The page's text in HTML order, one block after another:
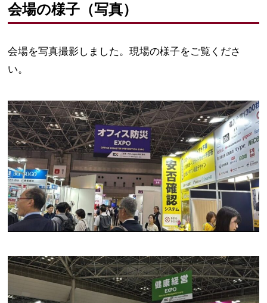
会場の様子（写真）
会場を写真撮影しました。現場の様子をご覧くださ
い。